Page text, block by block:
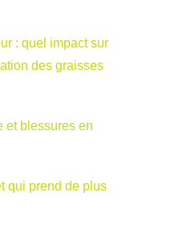
: quel impact sur
des graisses
et blessures en
qui prend de plus